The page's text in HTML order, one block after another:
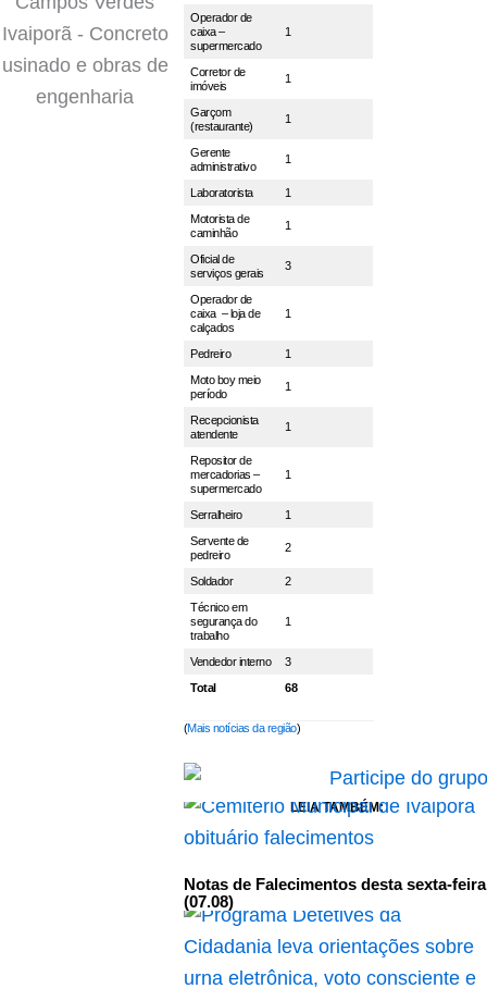
Operador de
caixa –
supermercado
1
Corretor de
imóveis
1
Garçom
(restaurante)
1
Gerente
administrativo
1
Laboratorista
1
Motorista de
caminhão
1
Oficial de
serviços gerais
3
Operador de
caixa – loja de
calçados
1
Pedreiro
1
Moto boy meio
período
1
Recepcionista
atendente
1
Repositor de
mercadorias –
supermercado
1
Serralheiro
1
Servente de
pedreiro
2
Soldador
2
Técnico em
segurança do
trabalho
1
Vendedor interno
3
Total
68
(Mais notícias da região)
LEIA TAMBÉM:
Notas de Falecimentos desta sexta-feira
(07.08)